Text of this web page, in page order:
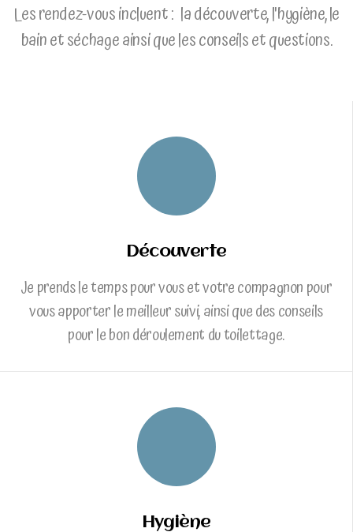
Les rendez-vous incluent : la découverte, l'hygiène, le
bain et séchage ainsi que les conseils et questions.
Découverte
Je prends le temps pour vous et votre compagnon pour
vous apporter le meilleur suivi, ainsi que des conseils
pour le bon déroulement du toilettage.
Hygiène